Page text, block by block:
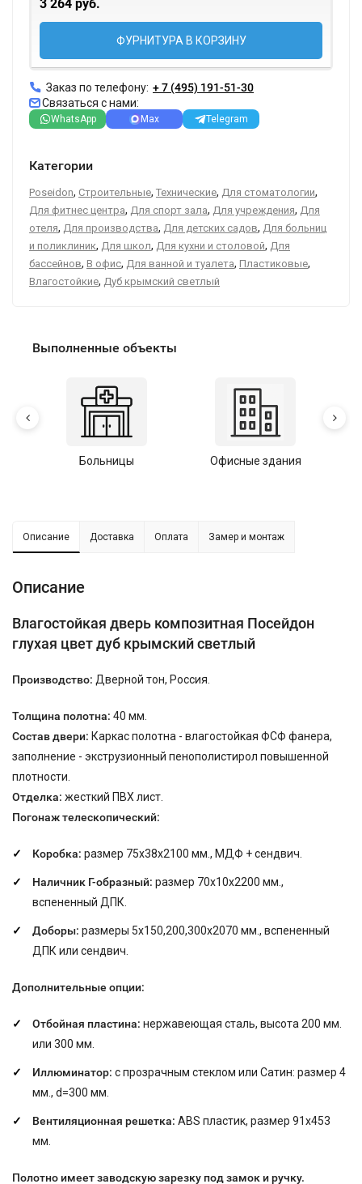
3 264 руб.
ФУРНИТУРА В КОРЗИНУ
Заказ по телефону: + 7 (495) 191-51-30
Связаться с нами:
WhatsApp Max Telegram
Категории
Poseidon, Строительные, Технические, Для стоматологии,
Для фитнес центра, Для спорт зала, Для учреждения, Для
отеля, Для производства, Для детских садов, Для больниц
и поликлиник, Для школ, Для кухни и столовой, Для
бассейнов, В офис, Для ванной и туалета, Пластиковые,
Влагостойкие, Дуб крымский светлый
Выполненные объекты
Больницы Офисные здания
Описание Доставка Оплата Замер и монтаж
Описание
Влагостойкая дверь композитная Посейдон
глухая цвет дуб крымский светлый
Производство: Дверной тон, Россия.
Толщина полотна: 40 мм.
Состав двери: Каркас полотна - влагостойкая ФСФ фанера,
заполнение - экструзионный пенополистирол повышенной
плотности.
Отделка: жесткий ПВХ лист.
Погонаж телескопический:
Коробка: размер 75х38х2100 мм., МДФ + сендвич.
Наличник Г-образный: размер 70х10х2200 мм.,
вспененный ДПК.
Доборы: размеры 5х150,200,300х2070 мм., вспененный
ДПК или сендвич.
Дополнительные опции:
Отбойная пластина: нержавеющая сталь, высота 200 мм
или 300 мм
Иллюминатор: с прозрачным стеклом или Сатин: размер 4
мм., d=300 мм.
Вентиляционная решетка: ABS пластик, размер 91x453
мм.
Полотно имеет заводскую зарезку под замок и ручку.